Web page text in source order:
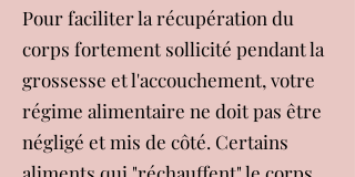
Pour faciliter la récupération du
corps fortement sollicité pendant la
grossesse et l'accouchement, votre
régime alimentaire ne doit pas être
négligé et mis de côté. Certains